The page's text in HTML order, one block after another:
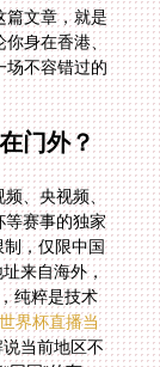
门外？
、央视频、
等赛事的独家
，仅限中国
来自海外，
纯粹是技术
界杯直播当
当前地区不
张“回国”的车